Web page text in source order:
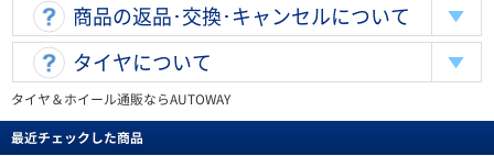
商品の返品･交換･キャンセルについて
タイヤについて
タイヤ＆ホイール通販ならAUTOWAY
最近チェックした商品